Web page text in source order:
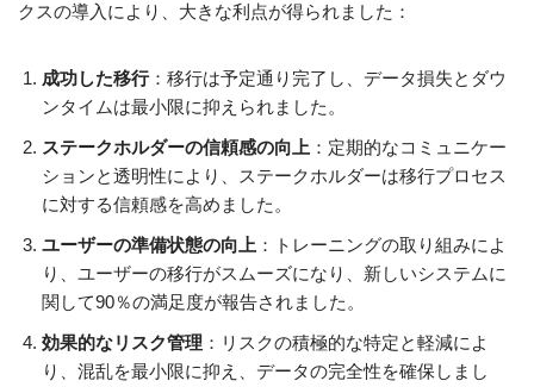
クスの導入により、大きな利点が得られました：
成功した移行：移行は予定通り完了し、データ損失とダウ
ンタイムは最小限に抑えられました。
ステークホルダーの信頼感の向上 ：定期的なコミュニケー
ションと透明性により、ステークホルダーは移行プロセス
に対する信頼感を高めました。
ユーザーの準備状態の向上 ：トレーニングの取り組みによ
り、ユーザーの移行がスムーズになり、新しいシステムに
関して90％の満足度が報告されました。
効果的なリスク管理 ：リスクの積極的な特定と軽減によ
り、混乱を最小限に抑え、データの完全性を確保しまし